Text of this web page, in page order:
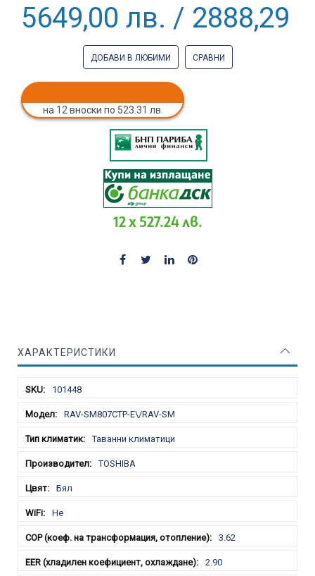
5649,00 лв. / 2888,29 €
ДОБАВИ В ЛЮБИМИ СРАВНИ
на 12 вноски по 523.31 лв.
12 x 527.24 лв.
ХАРАКТЕРИСТИКИ
101448
RAV-SM807CTP-E\/RAV-SM
Таванни климатици
TOSHIBA
Бял
Не
3.62
2.90